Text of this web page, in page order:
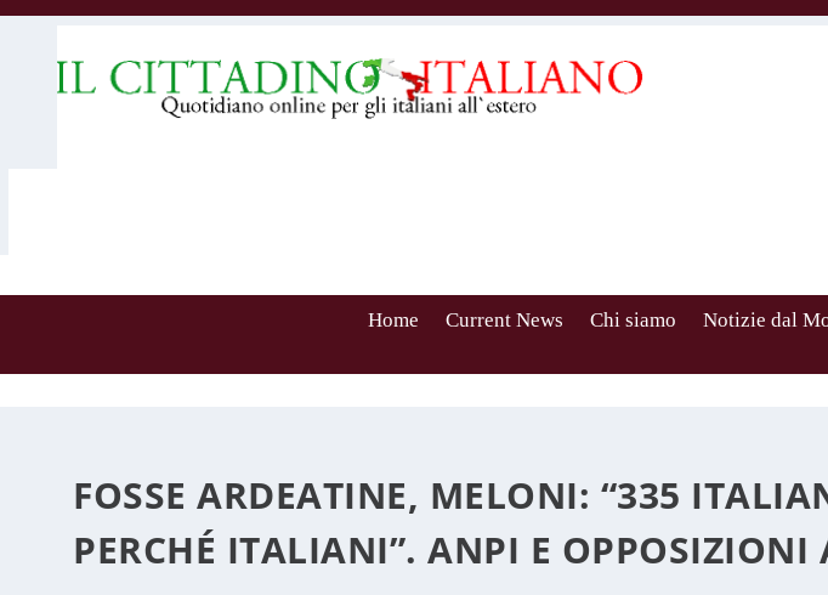
Home Current News Chi siamo Notizie dal
FOSSE ARDEATINE, MELONI: “335
PERCHÉ ITALIANI”. ANPI E OPPOSIZIONI